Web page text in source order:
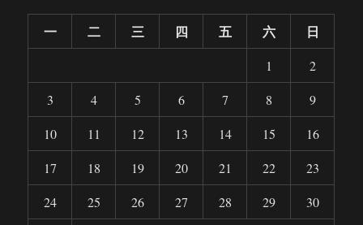
一 二 三 四 五 六 日
1
2
3
4 5 6 7 8
9
10
11 12 13 14 15
16
17
18 19 20 21 22
23
24
25 26 27 28 29
30